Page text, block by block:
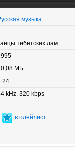
музыка
тибетских лам
МБ
kHz, 320 kbps
в плейлист